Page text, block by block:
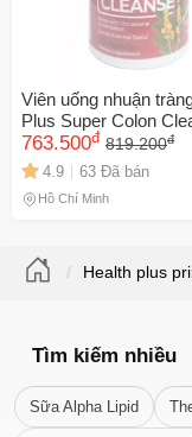
Viên uống nhuận
Plus Super Colon
120 viên - Giải pháp
tự nhiên, hỗ trợ tiêu
giảm táo bón hiệu quả
763.500đ 819.200đ
4.9 63 Đã bán
Hồ Chí Minh
Health plus
Tìm kiếm nhiều
Sữa Alpha Lipid